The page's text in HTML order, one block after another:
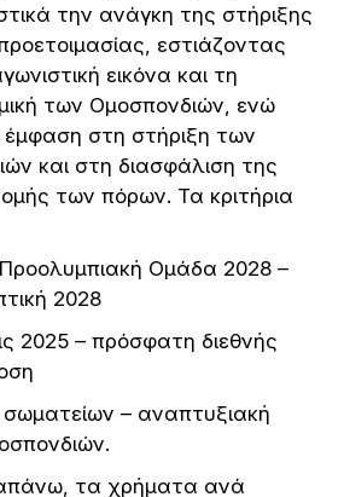
την ανάγκη της στήριξης
εστιάζοντας
εικόνα και τη
των Ομοσπονδιών, ενώ
στη στήριξη των
και στη διασφάλιση της
των πόρων. Τα κριτήρια
Ομάδα 2028 –
2028
2025 – πρόσφατη διεθνής
– αναπτυξιακή
τα χρήματα ανά